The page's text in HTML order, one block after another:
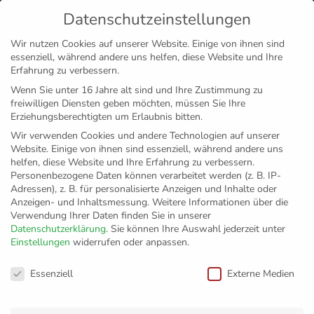
MENÜ
Disclaimer Impressum Datenschutz
Lebedew: „Er
Datenschutzeinstellungen
Wir nutzen Cookies auf unserer Website. Einige von ihnen sind
essenziell, während andere uns helfen, diese Website und Ihre
Erfahrung zu verbessern.
Wenn Sie unter 16 Jahre alt sind und Ihre Zustimmung zu
freiwilligen Diensten geben möchten, müssen Sie Ihre
Erziehungsberechtigten um Erlaubnis bitten.
Wir verwenden Cookies und andere Technologien auf unserer
Website. Einige von ihnen sind essenziell, während andere uns
helfen, diese Website und Ihre Erfahrung zu verbessern.
Personenbezogene Daten können verarbeitet werden (z. B. IP-
Adressen), z. B. für personalisierte Anzeigen und Inhalte oder
Anzeigen- und Inhaltsmessung. Weitere Informationen über die
Verwendung Ihrer Daten finden Sie in unserer
Datenschutzerklärung. Sie können Ihre Auswahl jederzeit unter
Einstellungen widerrufen oder anpassen.
Datenschutzeinstellungen
Essenziell Externe Medien